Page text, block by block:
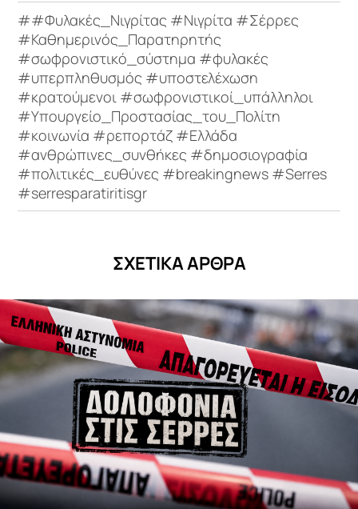
##Φυλακές_Νιγρίτας #Νιγρίτα #Σέρρες
#Καθημερινός_Παρατηρητής
#σωφρονιστικό_σύστημα #φυλακές
#υπερπληθυσμός #υποστελέχωση
#κρατούμενοι #σωφρονιστικοί_υπάλληλοι
#Υπουργείο_Προστασίας_του_Πολίτη
#κοινωνία #ρεπορτάζ #Ελλάδα
#ανθρώπινες_συνθήκες #δημοσιογραφία
#πολιτικές_ευθύνες #breakingnews #Serres
#serresparatiritisgr
ΣΧΕΤΙΚΑ ΑΡΘΡΑ